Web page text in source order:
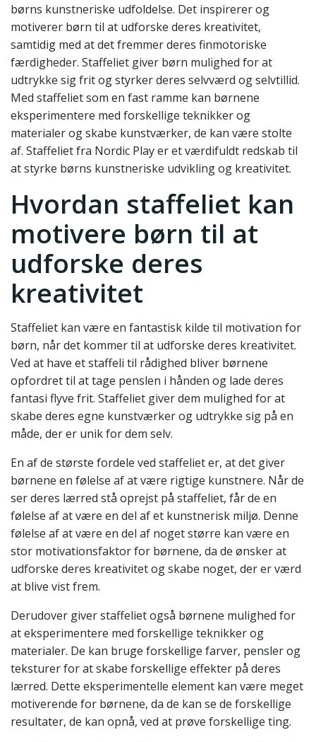
børns kunstneriske udfoldelse. Det inspirerer og
motiverer børn til at udforske deres kreativitet,
samtidig med at det fremmer deres finmotoriske
færdigheder. Staffeliet giver børn mulighed for at
udtrykke sig frit og styrker deres selvværd og selvtillid.
Med staffeliet som en fast ramme kan børnene
eksperimentere med forskellige teknikker og
materialer og skabe kunstværker, de kan være stolte
af. Staffeliet fra Nordic Play er et værdifuldt redskab til
at styrke børns kunstneriske udvikling og kreativitet.
Hvordan staffeliet kan
motivere børn til at
udforske deres
kreativitet
Staffeliet kan være en fantastisk kilde til motivation for
børn, når det kommer til at udforske deres kreativitet.
Ved at have et staffeli til rådighed bliver børnene
opfordret til at tage penslen i hånden og lade deres
fantasi flyve frit. Staffeliet giver dem mulighed for at
skabe deres egne kunstværker og udtrykke sig på en
måde, der er unik for dem selv.
En af de største fordele ved staffeliet er, at det giver
børnene en følelse af at være rigtige kunstnere. Når de
ser deres lærred stå oprejst på staffeliet, får de en
følelse af at være en del af et kunstnerisk miljø. Denne
følelse af at være en del af noget større kan være en
stor motivationsfaktor for børnene, da de ønsker at
udforske deres kreativitet og skabe noget, der er værd
at blive vist frem.
Derudover giver staffeliet også børnene mulighed for
at eksperimentere med forskellige teknikker og
materialer. De kan bruge forskellige farver, pensler og
teksturer for at skabe forskellige effekter på deres
lærred. Dette eksperimentelle element kan være meget
motiverende for børnene, da de kan se de forskellige
resultater, de kan opnå, ved at prøve forskellige ting.